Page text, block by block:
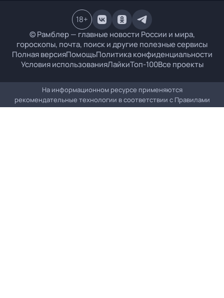
© Рамблер — главные новости России и мира,
гороскопы, почта, поиск и другие полезные сервисы
Полная версияПомощьПолитика конфиденциальности
Условия использованияЛайкиТоп-100Все проекты
18+
На информационном ресурсе применяются
рекомендательные технологии в соответствии с Правилами